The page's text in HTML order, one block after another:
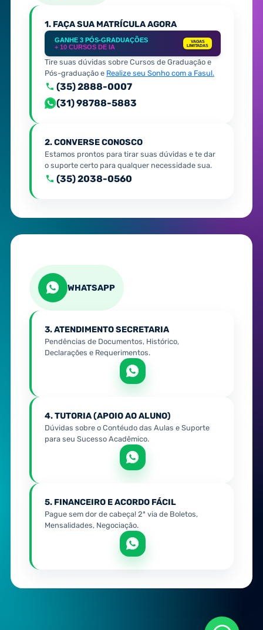
1. FAÇA SUA MATRÍCULA AGORA
GANHE 3 PÓS-GRADUAÇÕES
+ 10 CURSOS DE IA
VAGAS
LIMITADAS
Tire suas dúvidas sobre Cursos de Graduação e
Pós-graduação e Realize seu Sonho com a Fasul.
(35) 2888-0007
(31) 98788-5883
2. CONVERSE CONOSCO
Estamos prontos para tirar suas dúvidas e te dar
o suporte certo para qualquer necessidade sua.
(35) 2038-0560
WHATSAPP
3. ATENDIMENTO SECRETARIA
Pendências de Documentos, Histórico,
Declarações e Requerimentos.
4. TUTORIA (APOIO AO ALUNO)
Dúvidas sobre o Contéudo das Aulas e Suporte
para seu Sucesso Acadêmico.
5. FINANCEIRO E ACORDO FÁCIL
Pague sem dor de cabeça! 2ª via de Boletos,
Mensalidades, Negociação.